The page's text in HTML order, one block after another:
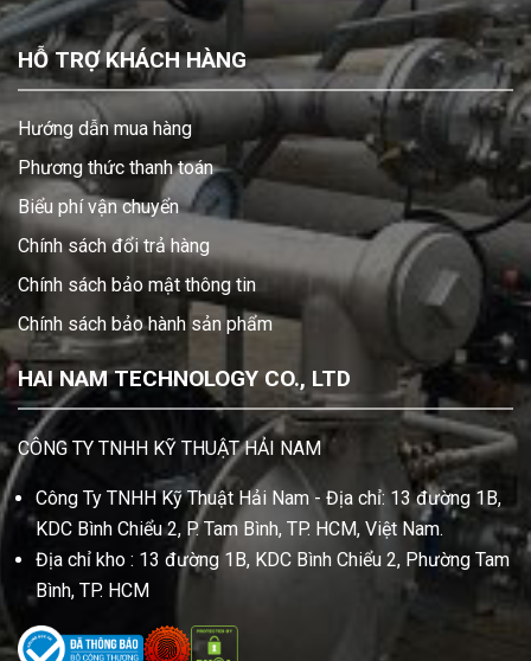
HỖ TRỢ KHÁCH HÀNG
Hướng dẫn mua hàng
Phương thức thanh toán
Biểu phí vận chuyển
Chính sách đổi trả hàng
Chính sách bảo mật thông tin
Chính sách bảo hành sản phẩm
HAI NAM TECHNOLOGY CO., LTD
CÔNG TY TNHH KỸ THUẬT HẢI NAM
Công Ty TNHH Kỹ Thuật Hải Nam - Địa chỉ: 13 đường 1B,
KDC Bình Chiểu 2, P. Tam Bình, TP. HCM, Việt Nam.
Địa chỉ kho : 13 đường 1B, KDC Bình Chiểu 2, Phường Tam
Bình, TP. HCM